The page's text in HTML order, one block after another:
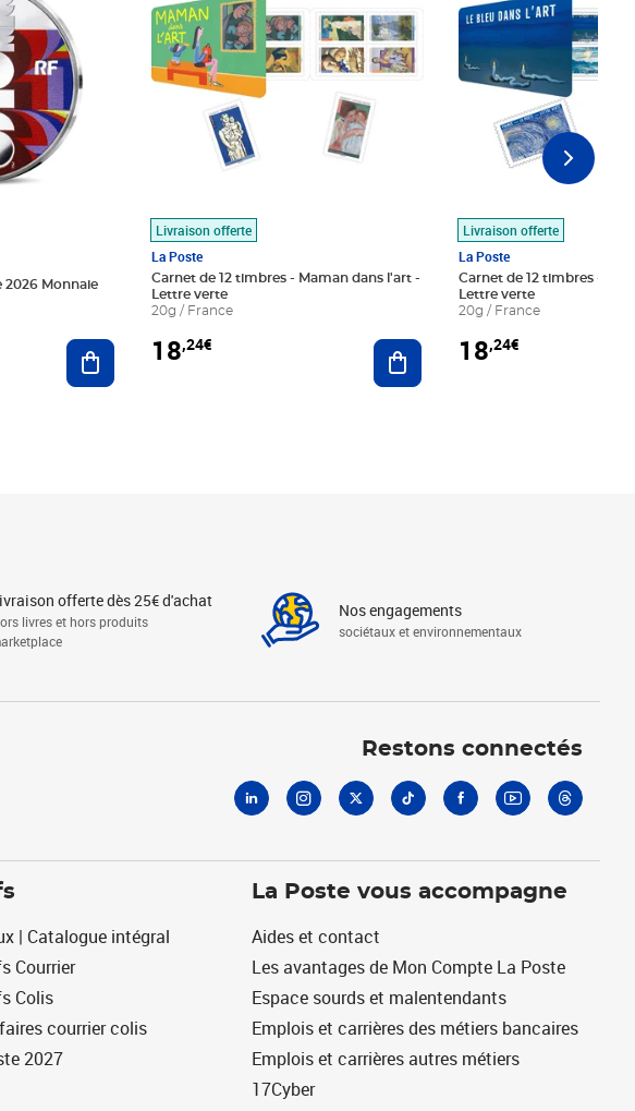
2026 Monnaie
Ajouter au panier
Livraison offerte
La Poste
Carnet de 12 timbres - Maman dans l'art -
Lettre verte
20g / France
18,24€ Ajouter au panier
Livraison offerte
La Poste
Carnet de 12 timbres - Le
Lettre verte
20g / France
18,24€
offerte dès 25€ d'achat
livres et hors produits
Nos engagements
sociétaux et environnementaux
Restons connectés
| Catalogue intégral
Courrier
Colis
courrier colis
2027
La Poste vous accompagne
Aides et contact
Les avantages de Mon Compte La Poste
Espace sourds et malentendants
Emplois et carrières des métiers bancaires
Emplois et carrières autres métiers
17Cyber